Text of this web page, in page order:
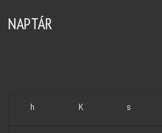
NAPTÁR
h K s